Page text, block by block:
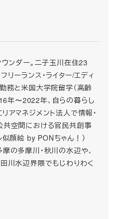
ンダー。二子玉川在住23
ーランス・ライター/エディ
務と米国大学院留学（高齢
年〜2022年、自らの暮らし
アマネジメント法人で情報・
空間における官民共創事
似顔絵 by PONちゃん！）
の多摩川・秋川の水辺や、
川水辺界隈でもじわりわく